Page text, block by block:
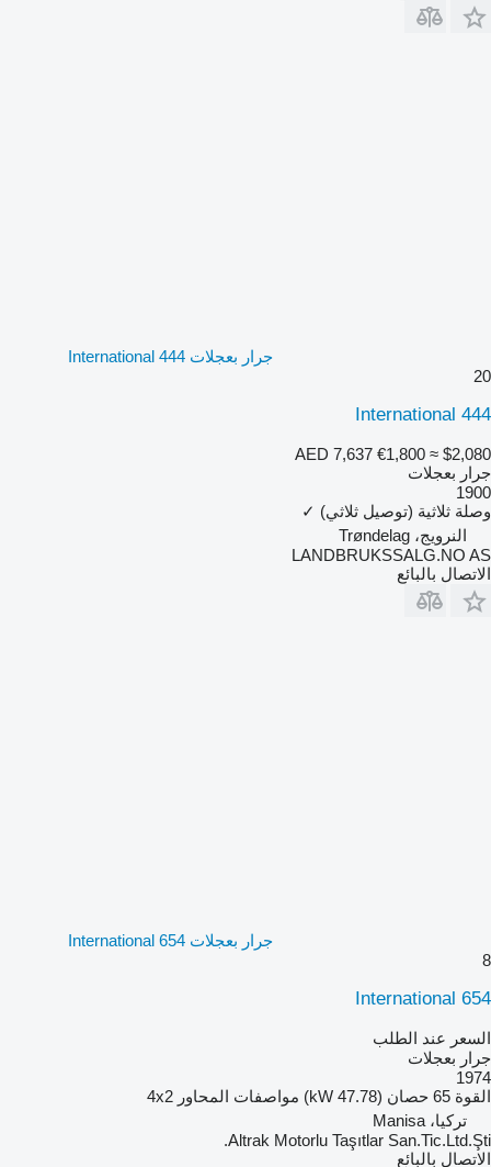
جرار بعجلات International 444
20
International 444
AED 7,637 €1,800 ≈ $2,080
جرار بعجلات
1900
وصلة ثلاثية (توصيل ثلاثي) ✓
النرويج، Trøndelag
LANDBRUKSSALG.NO AS
الاتصال بالبائع
جرار بعجلات International 654
8
International 654
السعر عند الطلب
جرار بعجلات
1974
القوة 65 حصان (47.78 kW) مواصفات المحاور 4x2
تركيا، Manisa
Altrak Motorlu Taşıtlar San.Tic.Ltd.Şti.
الاتصال بالبائع